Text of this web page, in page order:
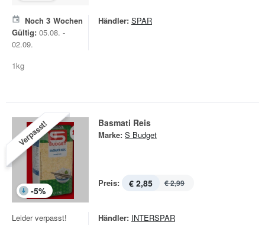
Noch 3 Wochen
Gültig: 05.08. -
02.09.
Händler: SPAR
1kg
Verpasst!
-5%
Basmati Reis
Marke: S Budget
Preis: € 2,85 € 2,99
Leider verpasst!
Händler: INTERSPAR